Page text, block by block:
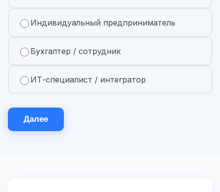
Индивидуальный предприниматель
Бухгалтер / сотрудник
ИТ-специалист / интегратор
Далее